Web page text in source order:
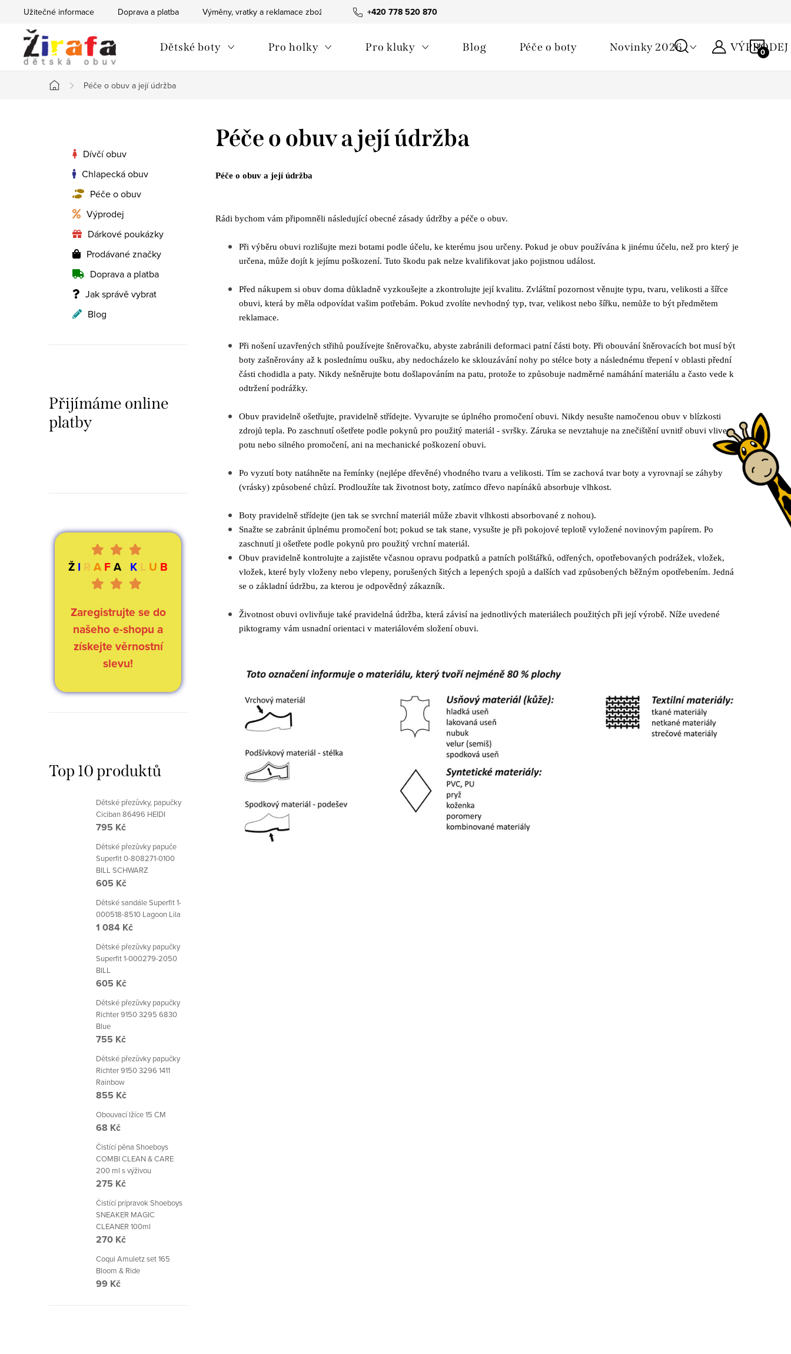
obsah
+420 778 520 870
Užitečné informace Doprava a platba Výměny, vratky a reklamace zboží Obchodní podmínky
Dětské boty Pro holky Pro kluky Blog Péče o boty Novinky 2026 VÝPRODEJ
Domů
Péče o obuv a její údržba
e
l
Dívčí obuv
Chlapecká obuv
Péče o obuv
Výprodej
Dárkové poukázky
Prodávané značky
Doprava a platba
Jak správě vybrat
Blog
Přijímáme online
platby
Ž I R A FA K L U B
Zaregistrujte se do
našeho e-shopu a
získejte věrnostní
slevu!
Top 10 produktů
Dětské přezůvky, papučky
Ciciban 86496 HEIDI
795 Kč
Dětské přezůvky papuče
Superfit 0-808271-0100
BILL SCHWARZ
605 Kč
Dětské sandále Superfit 1-
000518-8510 Lagoon Lila
1 084 Kč
Dětské přezůvky papučky
Superfit 1-000279-2050
BILL
605 Kč
Dětské přezůvky papučky
Richter 9150 3295 6830
Blue
755 Kč
Dětské přezůvky papučky
Richter 9150 3296 1411
Rainbow
855 Kč
Obouvací lžíce 15 CM
68 Kč
Čistící pěna Shoeboys
COMBI CLEAN & CARE
200 ml s výživou
275 Kč
Čistící prípravok Shoeboys
SNEAKER MAGIC
CLEANER 100ml
270 Kč
Coqui Amuletz set 165
Bloom & Ride
99 Kč
Péče o obuv a její údržba
Péče o obuv a její údržba
Rádi bychom vám připomněli následující obecné zásady údržby a péče o obuv.
Při výběru obuvi rozlišujte mezi botami podle účelu, ke kterému jsou určeny. Pokud je obuv používána k jinému účelu, než pro který je
určena, může dojít k jejímu poškození. Tuto škodu pak nelze kvalifikovat jako pojistnou událost.
Před nákupem si obuv doma důkladně vyzkoušejte a zkontrolujte její kvalitu. Zvláštní pozornost věnujte typu, tvaru, velikosti a šířce
obuvi, která by měla odpovídat vašim potřebám. Pokud zvolíte nevhodný typ, tvar, velikost nebo šířku, nemůže to být předmětem
reklamace.
Při nošení uzavřených střihů používejte šněrovačku, abyste zabránili deformaci patní části boty. Při obouvání šněrovacích bot musí být
boty zašněrovány až k poslednímu oušku, aby nedocházelo ke sklouzávání nohy po stélce boty a následnému třepení v oblasti přední
části chodidla a paty. Nikdy nešněrujte botu došlapováním na patu, protože to způsobuje nadměrné namáhání materiálu a často vede k
odtržení podrážky.
Obuv pravidelně ošetřujte, pravidelně střídejte. Vyvarujte se úplného promočení obuvi. Nikdy nesušte namočenou obuv v blízkosti
zdrojů tepla. Po zaschnutí ošetřete podle pokynů pro použitý materiál - svršky. Záruka se nevztahuje na znečištění uvnitř obuvi vlivem
potu nebo silného promočení, ani na mechanické poškození obuvi.
Po vyzutí boty natáhněte na řemínky (nejlépe dřevěné) vhodného tvaru a velikosti. Tím se zachová tvar boty a vyrovnají se záhyby
(vrásky) způsobené chůzí. Prodloužíte tak životnost boty, zatímco dřevo napínáků absorbuje vlhkost.
Boty pravidelně střídejte (jen tak se svrchní materiál může zbavit vlhkosti absorbované z nohou).
Snažte se zabránit úplnému promočení bot; pokud se tak stane, vysušte je při pokojové teplotě vyložené novinovým papírem. Po
zaschnutí ji ošetřete podle pokynů pro použitý vrchní materiál.
Obuv pravidelně kontrolujte a zajistěte včasnou opravu podpatků a patních polštářků, odřených, opotřebovaných podrážek, vložek,
vložek, které byly vloženy nebo vlepeny, porušených šitých a lepených spojů a dalších vad způsobených běžným opotřebením. Jedná
se o základní údržbu, za kterou je odpovědný zákazník.
Životnost obuvi ovlivňuje také pravidelná údržba, která závisí na jednotlivých materiálech použitých při její výrobě. Níže uvedené
piktogramy vám usnadní orientaci v materiálovém složení obuvi.